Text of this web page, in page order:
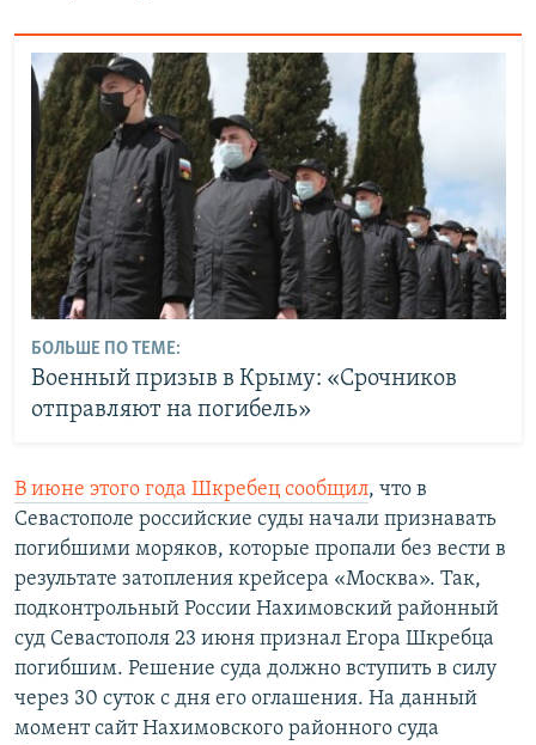
БОЛЬШЕ ПО ТЕМЕ:
Военный призыв в Крыму: «Срочников
отправляют на погибель»
В июне этого года Шкребец сообщил, что в
Севастополе российские суды начали признавать
погибшими моряков, которые пропали без вести в
результате затопления крейсера «Москва». Так,
подконтрольный России Нахимовский районный
суд Севастополя 23 июня признал Егора Шкребца
погибшим. Решение суда должно вступить в силу
через 30 суток с дня его оглашения. На данный
момент сайт Нахимовского районного суда